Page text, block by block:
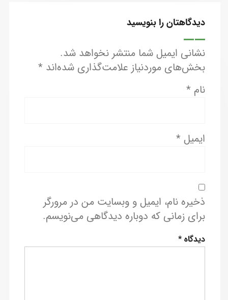
دیدگاهتان را بنویسید
نشانی ایمیل شما منتشر نخواهد شد.
بخش‌های موردنیاز علامت‌گذاری شده‌اند *
نام *
ایمیل *
ذخیره نام، ایمیل و وبسایت من در مرورگر
برای زمانی که دوباره دیدگاهی می‌نویسم.
دیدگاه*